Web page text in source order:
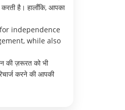
है। हालाँकि, आपका
independence
while also
की ज़रूरत को भी
करने की आपकी